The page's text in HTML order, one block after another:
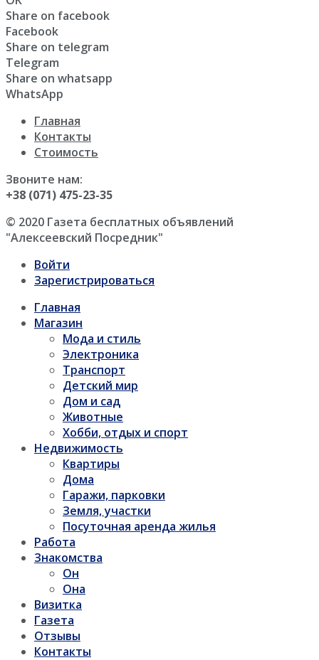
Share on facebook
Facebook
Share on telegram
Telegram
Share on whatsapp
WhatsApp
Главная
Контакты
Стоимость
Звоните нам:
+38 (071) 475-23-35
© 2020 Газета бесплатных объявлений
"Алексеевский Посредник"
Войти
Зарегистрироваться
Главная
Магазин
Мода и стиль
Электроника
Транспорт
Детский мир
Дом и сад
Животные
Хобби, отдых и спорт
Недвижимость
Квартиры
Дома
Гаражи, парковки
Земля, участки
Посуточная аренда жилья
Работа
Знакомства
Он
Она
Визитка
Газета
Отзывы
Контакты